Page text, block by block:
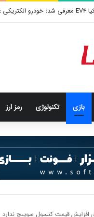
جدید دانشمندان: برخی
بازی تکنولوژی رمز ارز
افزایش قیمت کنسول سوییچ ندارد